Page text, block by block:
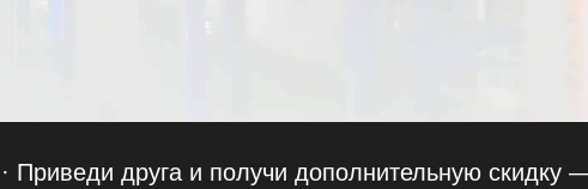
друга и получи дополнительную скидку —